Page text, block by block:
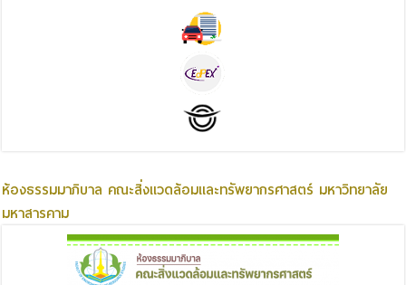
ห้องธรรมมาภิบาล คณะสิ่งแวดล้อมและทรัพยากรศาสตร์ มหาวิทยาลัย
มหาสารคาม